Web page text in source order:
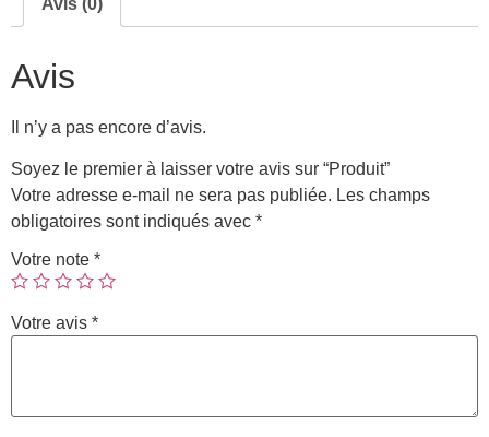
Avis
Il n’y a pas encore d’avis.
Soyez le premier à laisser votre avis sur “Produit”
Votre adresse e-mail ne sera pas publiée. Les champs
obligatoires sont indiqués avec *
Votre note *
Votre avis *